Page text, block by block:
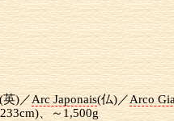
(英)／Arc Japonais(仏)／Arco
、～1,500g